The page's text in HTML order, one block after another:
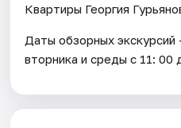
Квартиры Георгия
Даты обзорных
вторника и среды с 11: 00